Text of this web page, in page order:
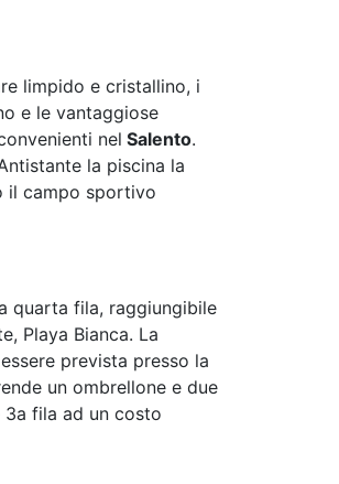
limpido e cristallino, i
e le vantaggiose
nel Salento.
la piscina la
il campo sportivo
quarta fila, raggiungibile
Playa Bianca. La
prevista presso la
un ombrellone e due
fila ad un costo